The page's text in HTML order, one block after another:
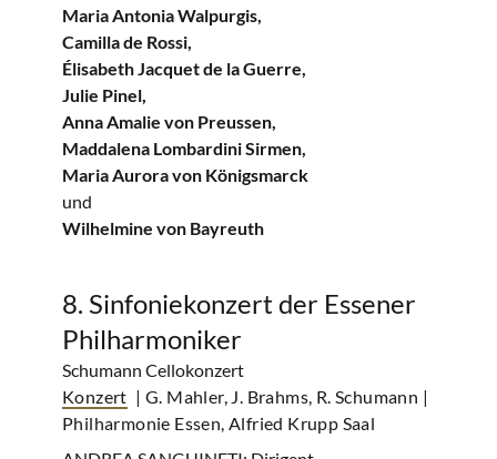
Maria Antonia Walpurgis,
Camilla de Rossi,
Élisabeth Jacquet de la Guerre,
Julie Pinel,
Anna Amalie von Preussen,
Maddalena Lombardini Sirmen,
Maria Aurora von Königsmarck
und
Wilhelmine von Bayreuth
8. Sinfoniekonzert der Essener
Philharmoniker
Schumann Cellokonzert
Konzert | G. Mahler, J. Brahms, R. Schumann |
Philharmonie Essen, Alfried Krupp Saal